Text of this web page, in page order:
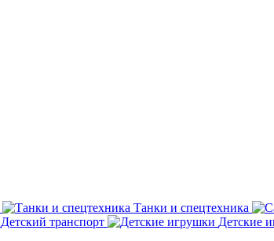
Танки и спецтехника
Детский транспорт Детские